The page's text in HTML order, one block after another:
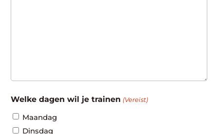
Welke dagen wil je trainen (Vereist)
Maandag
Dinsdag